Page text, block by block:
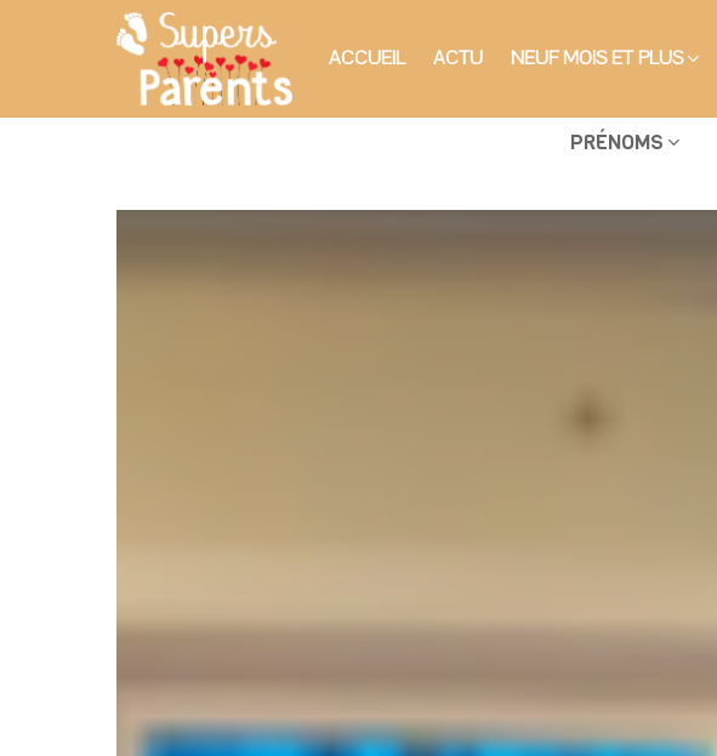
ACCUEIL ACTU NEUF MOIS ET PLUS
PRÉNOMS